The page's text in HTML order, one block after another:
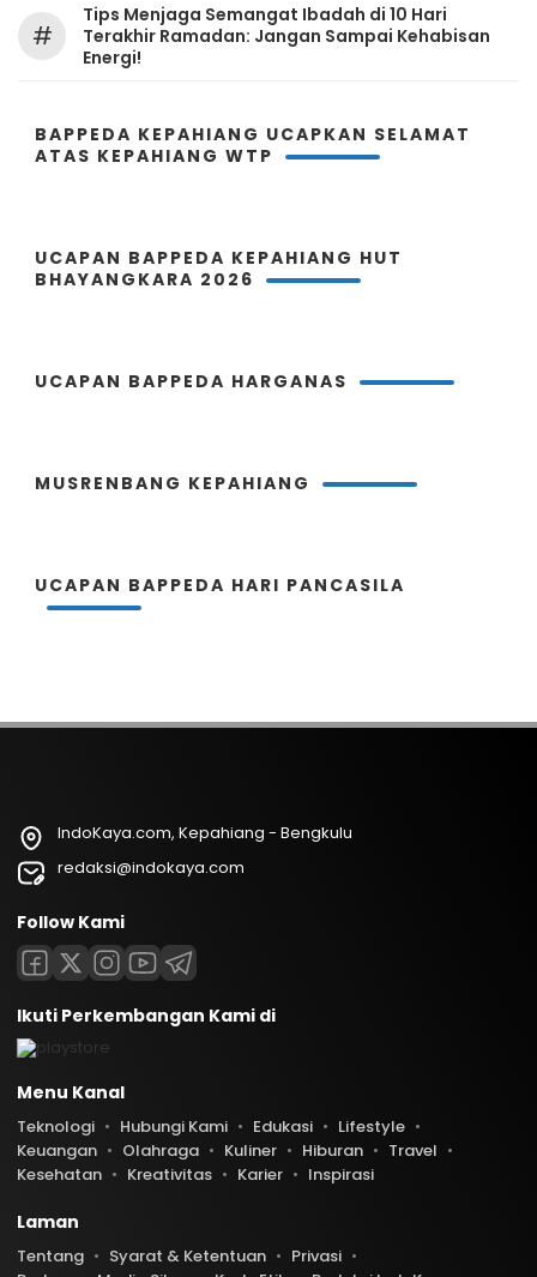
#
Tips Menjaga Semangat Ibadah di 10 Hari
Terakhir Ramadan: Jangan Sampai Kehabisan
Energi!
BAPPEDA KEPAHIANG UCAPKAN SELAMAT
ATAS KEPAHIANG WTP
UCAPAN BAPPEDA KEPAHIANG HUT
BHAYANGKARA 2026
UCAPAN BAPPEDA HARGANAS
MUSRENBANG KEPAHIANG
UCAPAN BAPPEDA HARI PANCASILA
IndoKaya.com, Kepahiang - Bengkulu
redaksi@indokaya.com
Follow Kami
Ikuti Perkembangan Kami di
Menu Kanal
Teknologi Hubungi Kami Edukasi
Lifestyle
Keuangan
Olahraga Kuliner Hiburan
Travel
Kesehatan
Kreativitas Karier Inspirasi
Laman
Tentang Syarat & Ketentuan
Privasi